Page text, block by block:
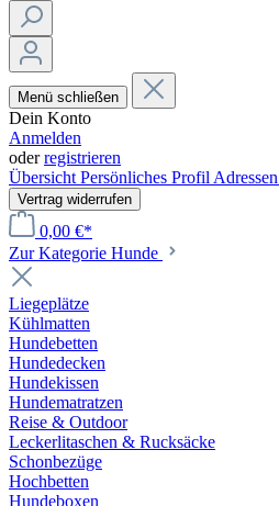
Menü schließen
Dein Konto
Anmelden
oderregistrieren
ÜbersichtPersönliches ProfilAdressen
Vertrag widerrufen
0,00 €*
Zur Kategorie Hunde
Liegeplätze
Kühlmatten
Hundebetten
Hundedecken
Hundekissen
Hundematratzen
Reise & Outdoor
Leckerlitaschen & Rucksäcke
Schonbezüge
Hochbetten
Hundeboxen